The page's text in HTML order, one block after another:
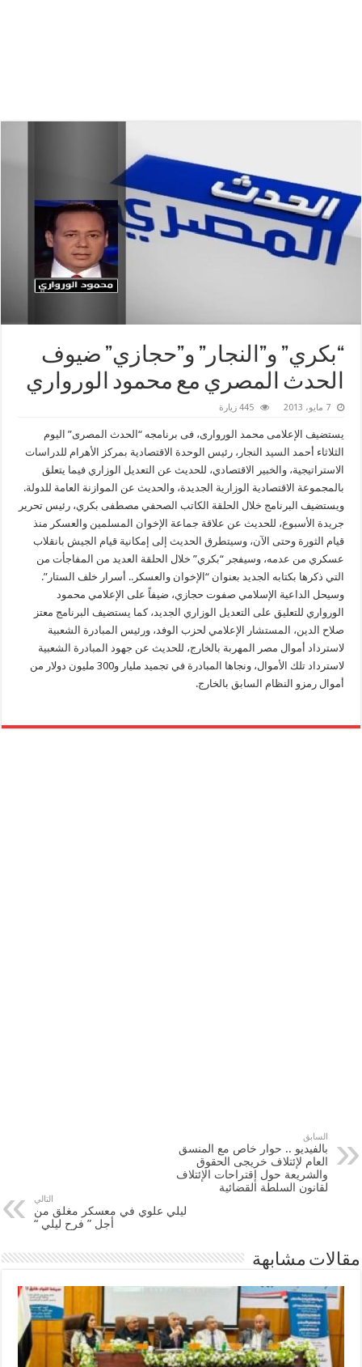
“بكري” و”النجار” و”حجازي” ضيوف
الحدث المصري مع محمود الورواري
7 مايو، 2013 445 زيارة
يستضيف الإعلامى محمد الوروارى، فى برنامجه “الحدث المصرى” اليوم
الثلاثاء أحمد السيد النجار، رئيس الوحدة الاقتصادية بمركز الأهرام للدراسات
الاستراتيجية، والخبير الاقتصادي، للحديث عن التعديل الوزاري فيما يتعلق
بالمجموعة الاقتصادية الوزارية الجديدة، والحديث عن الموازنة العامة للدولة.
ويستضيف البرنامج خلال الحلقة الكاتب الصحفي مصطفى بكري، رئيس تحرير
جريدة الأسبوع، للحديث عن علاقة جماعة الإخوان المسلمين والعسكر منذ
قيام الثورة وحتى الآن، وسيتطرق الحديث إلى إمكانية قيام الجيش بانقلاب
عسكري من عدمه، وسيفجر “بكري” خلال الحلقة العديد من المفاجأت من
التي ذكرها بكتابه الجديد بعنوان “الإخوان والعسكر.. أسرار خلف الستار”.
وسيحل الداعية الإسلامي صفوت حجازي، ضيفاً على الإعلامي محمود
الورواري للتعليق على التعديل الوزاري الجديد، كما يستضيف البرنامج معتز
صلاح الدين، المستشار الإعلامي لحزب الوفد، ورئيس المبادرة الشعبية
لاسترداد أموال مصر المهربة بالخارج، للحديث عن جهود المبادرة الشعبية
لاسترداد تلك الأموال، ونجاها المبادرة في تجميد مليار و300 مليون دولار من
أموال رمزو النظام السابق بالخارج.
السابق
بالفيديو .. حوار خاص مع المنسق
العام لإئتلاف خريجى الحقوق
والشريعة حول إقتراحات الإئتلاف
لقانون السلطة القضائية
التالي
ليلي علوي في معسكر مغلق من
أجل ” فرح ليلي “
مقالات مشابهة